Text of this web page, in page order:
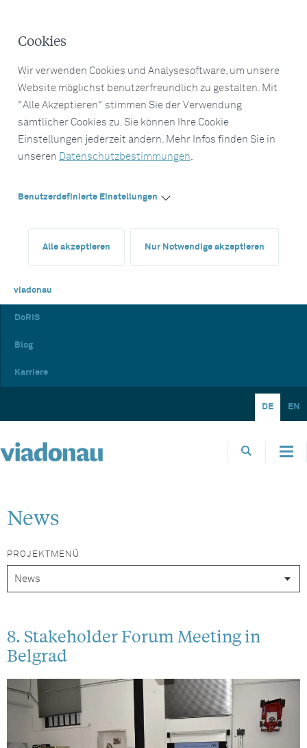
Cookies
Wir verwenden Cookies und Analysesoftware, um unsere
Website möglichst benutzerfreundlich zu gestalten. Mit
"Alle Akzeptieren" stimmen Sie der Verwendung
sämtlicher Cookies zu. Sie können Ihre Cookie
Einstellungen jederzeit ändern. Mehr Infos finden Sie in
unseren Datenschutzbestimmungen.
Benutzerdefinierte Einstellungen
Alle akzeptieren Nur Notwendige akzeptieren
viadonau
DoRIS
Blog
Karriere
DE EN
News
PROJEKTMENÜ
8. Stakeholder Forum Meeting in
Belgrad